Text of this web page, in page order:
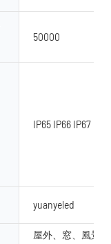
50000
IP65 IP66 IP67 IP68
yuanyeled
屋外、窓、風景